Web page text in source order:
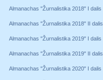
Almanachas "Žurnalistika 2018" I dalis
Almanachas "Žurnalistika 2018" II dalis
Almanachas "Žurnalistika 2019" I dalis
Almanachas "Žurnalistika 2019" II dalis
Almanachas "Žurnalistika 2020" I dalis